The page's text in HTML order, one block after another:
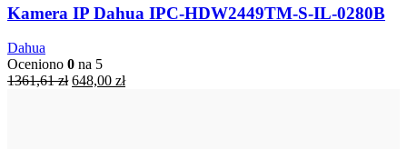
Kamera IP Dahua IPC-HDW2449TM-S-IL-0280B
Dahua
Oceniono 0 na 5
1361,61zł Pierwotna
648,00 złAktualna